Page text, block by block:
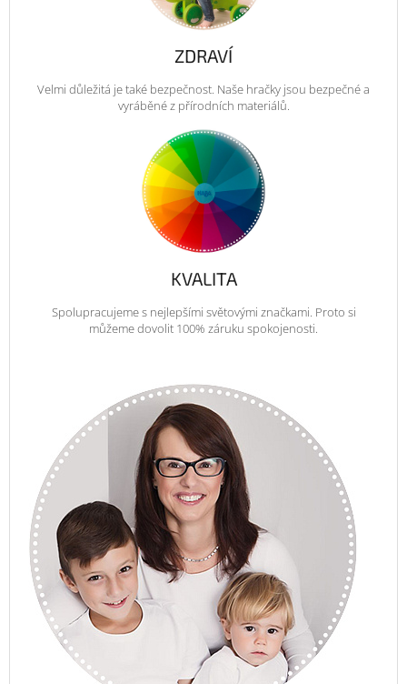
ZDRAVÍ
Velmi důležitá je také bezpečnost. Naše hračky jsou bezpečné a
vyráběné z přírodních materiálů.
KVALITA
Spolupracujeme s nejlepšími světovými značkami. Proto si
můžeme dovolit 100% záruku spokojenosti.